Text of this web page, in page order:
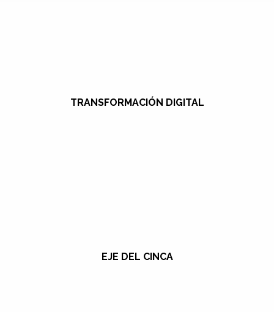
TRANSFORMACIÓN DIGITAL
EJE DEL CINCA